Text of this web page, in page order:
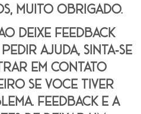
muito obrigado.
deixe feedback
ajuda, sinta-se
em contato
se você tiver
feedback é a